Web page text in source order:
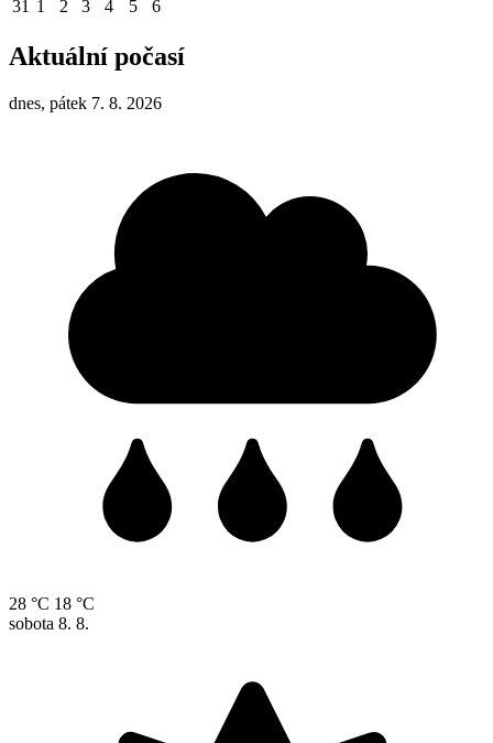
31 1 2 3 4 5 6
Aktuální počasí
dnes, pátek 7. 8. 2026
28 °C 18 °C
sobota 8. 8.